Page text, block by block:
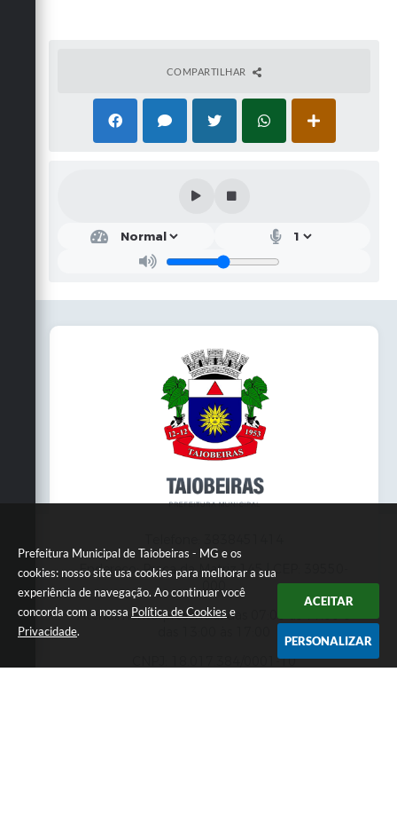
Prefeitura Municipal de Taiobeiras - MG e os
cookies: nosso site usa cookies para melhorar a sua
experiência de navegação. Ao continuar você
concorda com a nossa Política de Cookies e
Privacidade.
ACEITAR
PERSONALIZAR
COMPARTILHAR
Endereço: Praça da Matriz,145 | CEP: 39550-
000
Atendimento presencial das 07:00 às 11:00 e
CNPJ: 18.017.384/0001-10